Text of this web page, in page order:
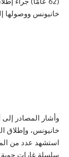
خانيونس ووصولها
وأشار المصادر
خانيونس، وإطلاق
استشهد عدد من
سلسلة غارات جوية